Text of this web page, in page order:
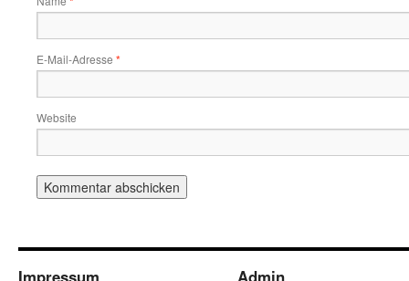
E-Mail-Adresse *
Website
Impressum Admin